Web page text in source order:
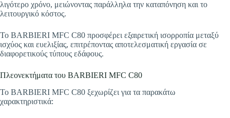
λιγότερο χρόνο, μειώνοντας παράλληλα την καταπόνηση και το
λειτουργικό κόστος.
Το BARBIERI MFC C80 προσφέρει εξαιρετική ισορροπία μεταξύ
ισχύος και ευελιξίας, επιτρέποντας αποτελεσματική εργασία σε
διαφορετικούς τύπους εδάφους.
Πλεονεκτήματα του BARBIERI MFC C80
Το BARBIERI MFC C80 ξεχωρίζει για τα παρακάτω
χαρακτηριστικά: